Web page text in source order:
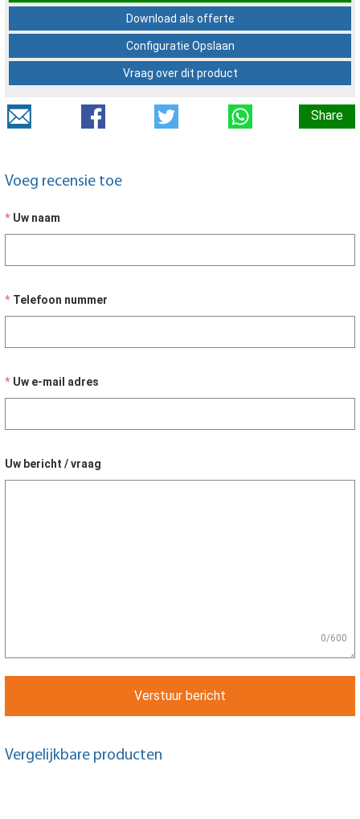
Download als offerte
Configuratie Opslaan
Vraag over dit product
Share
Voeg recensie toe
Uw naam
Telefoon nummer
Uw e-mail adres
Uw bericht / vraag
0/600
Verstuur bericht
Vergelijkbare producten